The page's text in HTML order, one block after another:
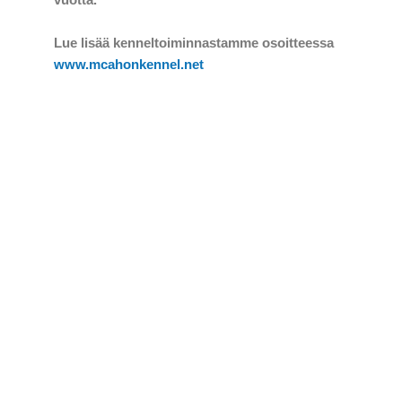
Lue lisää kenneltoiminnastamme osoitteessa
www.mcahonkennel.net